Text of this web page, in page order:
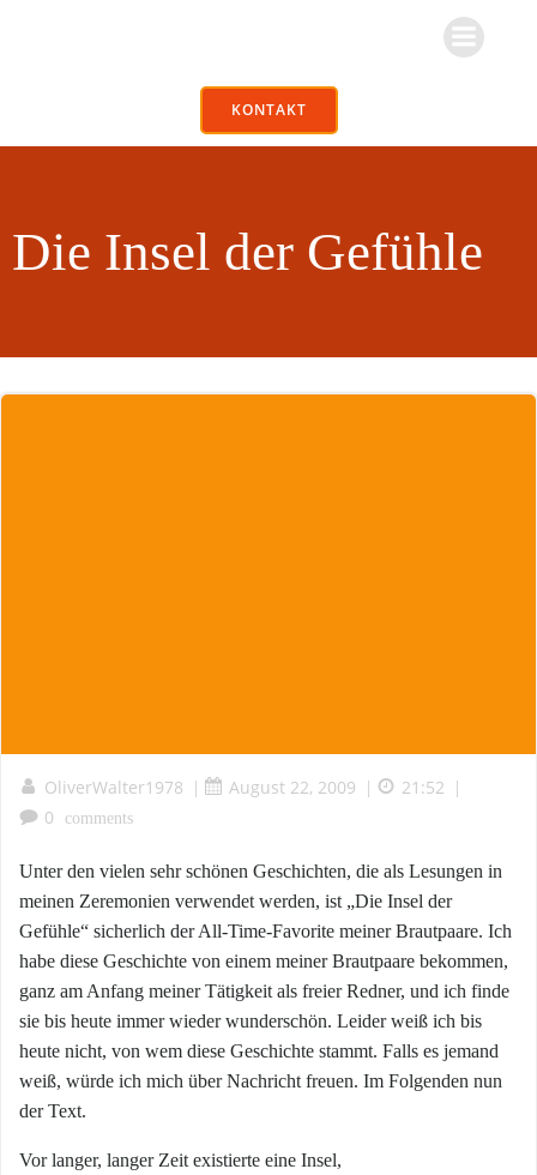
KONTAKT
Die Insel der Gefühle
OliverWalter1978 | August 22, 2009 | 21:52 |
0 comments
Unter den vielen sehr schönen Geschichten, die als Lesungen in
meinen Zeremonien verwendet werden, ist „Die Insel der
Gefühle“ sicherlich der All-Time-Favorite meiner Brautpaare. Ich
habe diese Geschichte von einem meiner Brautpaare bekommen,
ganz am Anfang meiner Tätigkeit als freier Redner, und ich finde
sie bis heute immer wieder wunderschön. Leider weiß ich bis
heute nicht, von wem diese Geschichte stammt. Falls es jemand
weiß, würde ich mich über Nachricht freuen. Im Folgenden nun
der Text.
Vor langer, langer Zeit existierte eine Insel,